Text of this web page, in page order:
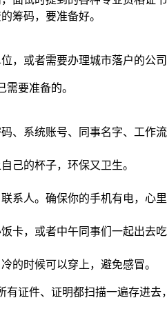
筹码，要准备好。
，或者需要办理城市落户的公
要准备的。
、系统账号、同事名字、工
己的杯子，环保又卫生。
系人。确保你的手机有电，心里
卡，或者中午同事们一起出去
的时候可以穿上，避免感冒。
证件、证明都扫描一遍存进